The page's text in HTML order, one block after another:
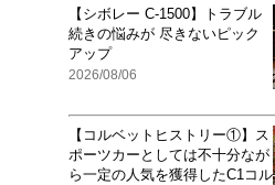
【シボレー C-1500】トラブル
続きの悩みが 尽きないピック
アップ
2026/08/06
【コルベットヒストリー①】ス
ポーツカーとしては不十分なが
ら一定の人気を獲得したC1コル